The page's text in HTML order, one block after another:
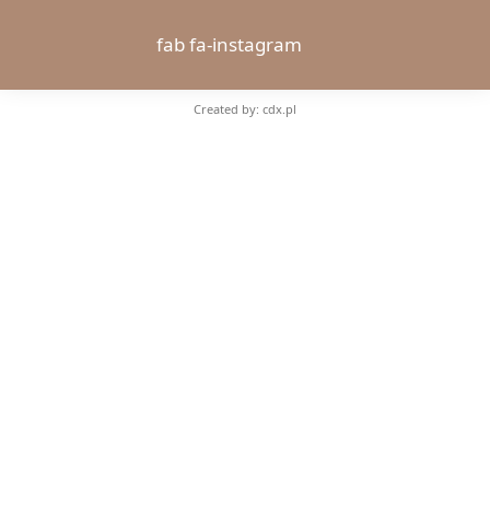
fab fa-instagram
Created by: cdx.pl